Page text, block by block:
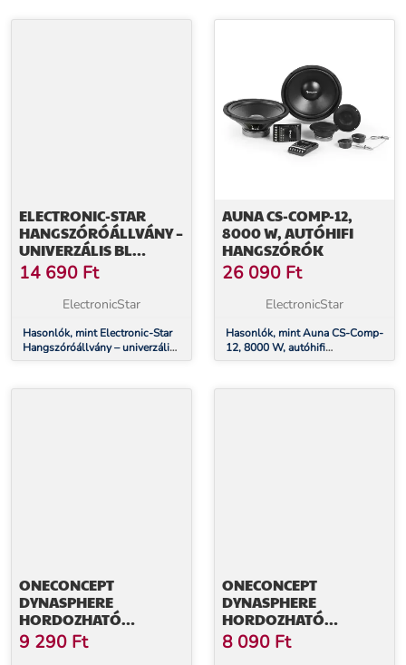
ELECTRONIC-STAR
HANGSZÓRÓÁLLVÁNY –
UNIVERZÁLIS BL
SZATELIT
HANGSZÓRÓKHOZ
14 690 Ft
ElectronicStar
Hasonlók, mint Electronic-Star
Hangszóróállvány – univerzális
BL szatelit hangszórókhoz
AUNA CS-COMP-12,
8000 W, AUTÓHIFI
HANGSZÓRÓK
26 090 Ft
ElectronicStar
Hasonlók, mint Auna CS-Comp-
12, 8000 W, autóhifi
hangszórók
ONECONCEPT
DYNASPHERE
HORDOZHATÓ
BLUETOOTH
HANGSZÓRÓK, AUX,
9 290 Ft
ONECONCEPT
DYNASPHERE
HORDOZHATÓ
BLUETOOTH
HANGSZÓRÓK, AUX,
8 090 Ft